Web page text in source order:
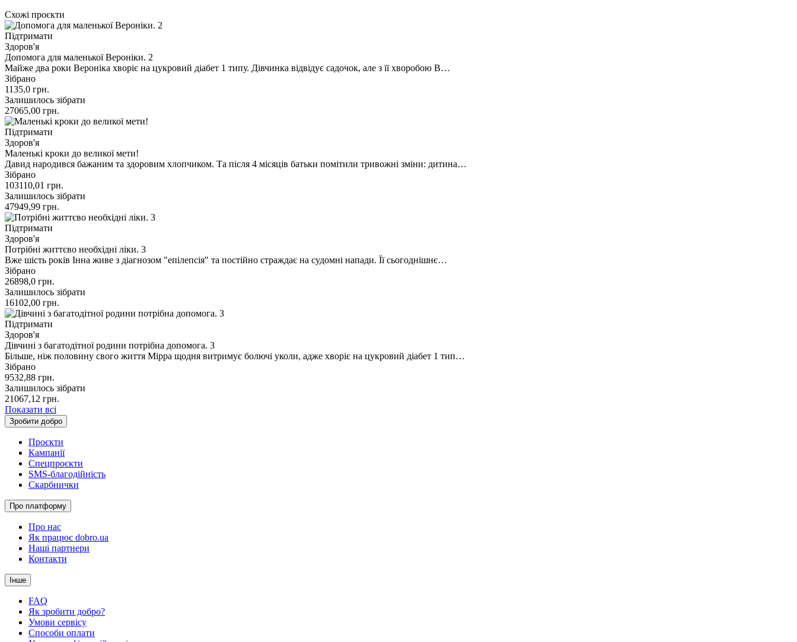
Схожі проєкти
Підтримати
Здоров'я
Допомога для маленької Вероніки. 2
Майже два роки Вероніка хворіє на цукровий діабет 1 типу. Дівчинка відвідує садочок, але з її хворобою В…
Зібрано
1135,0 грн.
Залишилось зібрати
27065,00 грн.
Підтримати
Здоров'я
Маленькі кроки до великої мети!
Давид народився бажаним та здоровим хлопчиком. Та після 4 місяців батьки помітили тривожні зміни: дитина…
Зібрано
103110,01 грн.
Залишилось зібрати
47949,99 грн.
Підтримати
Здоров'я
Потрібні життєво необхідні ліки. 3
Вже шість років Інна живе з діагнозом "епілепсія" та постійно страждає на судомні напади. Її сьогоднішнє…
Зібрано
26898,0 грн.
Залишилось зібрати
16102,00 грн.
Підтримати
Здоров'я
Дівчині з багатодітної родини потрібна допомога. 3
Більше, ніж половину свого життя Мірра щодня витримує болючі уколи, адже хворіє на цукровий діабет 1 тип…
Зібрано
9532,88 грн.
Залишилось зібрати
21067,12 грн.
Показати всі
Зробити добро
Проєкти
Кампанії
Спецпроєкти
SMS-благодійність
Скарбнички
Про платформу
Про нас
Як працює dobro.ua
Наші партнери
Контакти
Інше
FAQ
Як зробити добро?
Умови сервісу
Способи оплати